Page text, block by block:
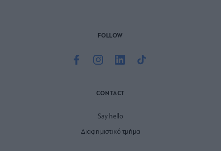
FOLLOW
CONTACT
Say hello
Διαφημιστικό τμήμα